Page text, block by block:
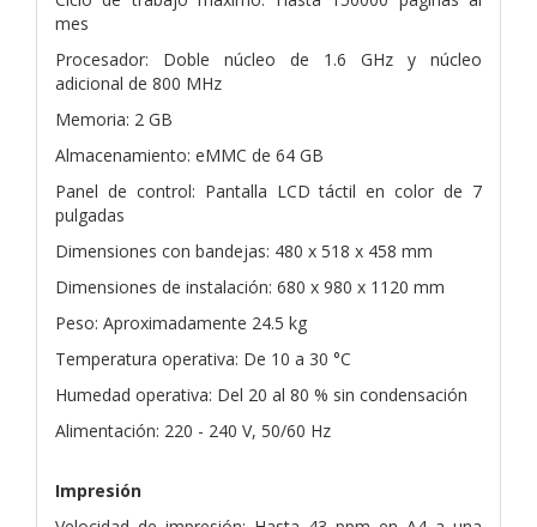
mes
Procesador: Doble núcleo de 1.6 GHz y núcleo
adicional de 800 MHz
Memoria: 2 GB
Almacenamiento: eMMC de 64 GB
Panel de control: Pantalla LCD táctil en color de 7
pulgadas
Dimensiones con bandejas: 480 x 518 x 458 mm
Dimensiones de instalación: 680 x 980 x 1120 mm
Peso: Aproximadamente 24.5 kg
Temperatura operativa: De 10 a 30 °C
Humedad operativa: Del 20 al 80 % sin condensación
Alimentación: 220 - 240 V, 50/60 Hz
Impresión